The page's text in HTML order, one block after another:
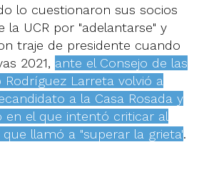
lo cuestionaron sus socios
la UCR por "adelantarse" y
traje de presidente cuando
2021, ante el Consejo de las
Rodríguez Larreta volvió a
a la Casa Rosada y
en el que intentó criticar al
llamó a "superar la grieta".